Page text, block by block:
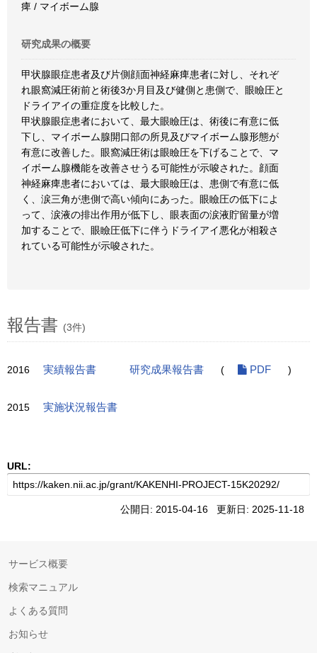
痺 / マイボーム腺
研究成果の概要
甲状腺眼症患者及び片側顔面神経麻痺患者に対し、それぞ
れ眼窩減圧術前と術後3か月目及び健側と患側で、眼瞼圧と
ドライアイの重症度を比較した。
甲状腺眼症患者において、最大眼瞼圧は、術後に有意に低
下し、マイボーム腺開口部の所見及びマイボーム腺形態が
有意に改善した。眼窩減圧術は眼瞼圧を下げることで、マ
イボーム腺機能を改善させうる可能性が示唆された。顔面
神経麻痺患者においては、最大眼瞼圧は、患側で有意に低
く、涙三角が患側で高い傾向にあった。眼瞼圧の低下によ
って、涙液の排出作用が低下し、眼表面の涙液貯留量が増
加することで、眼瞼圧低下に伴うドライアイ悪化が相殺さ
れている可能性が示唆された。
報告書 (3件)
2016 実績報告書 研究成果報告書 ( PDF )
2015 実施状況報告書
URL:
公開日: 2015-04-16 更新日: 2025-11-18
サービス概要
検索マニュアル
よくある質問
お知らせ